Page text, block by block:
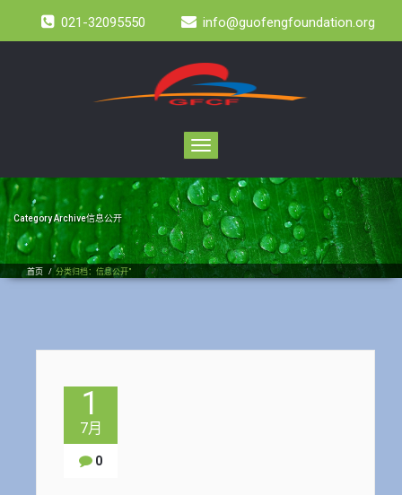
021-32095550 info@guofengfoundation.org
Toggle
navigation
Category Archive信息公开
首页 / 分类归档：信息公开"
1
7月
0